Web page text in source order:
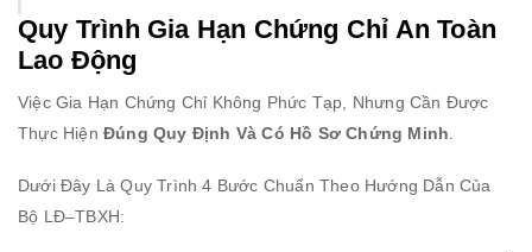
Quy Trình Gia Hạn Chứng Chỉ An Toàn
Lao Động
Việc Gia Hạn Chứng Chỉ Không Phức Tạp, Nhưng Cần Được
Thực Hiện Đúng Quy Định Và Có Hồ Sơ Chứng Minh
Dưới Đây Là Quy Trình 4 Bước Chuẩn Theo Hướng Dẫn Của
Bộ LĐ–TBXH: